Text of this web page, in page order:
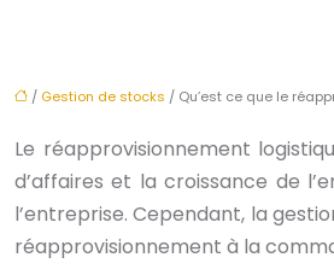
/ Gestion de stocks / Qu’est ce que le
Le réapprovisionnement
d’affaires et la croissance de
l’entreprise. Cependant, la
réapprovisionnement à la